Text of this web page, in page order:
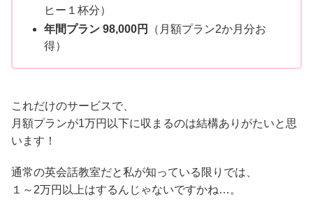
ヒー１杯分）
年間プラン 98,000円
（月額プラン2か月分お
得）
これだけのサービスで、
月額プランが1万円以下に収まるのは結構ありがたいと思
います！
通常の英会話教室だと私が知っている限りでは、
１～2万円以上はするんじゃないですかね…。